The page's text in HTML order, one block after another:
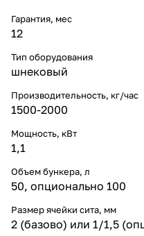
Гарантия, мес
12
Тип оборудования
шнековый
Производительность, кг/час
1500-2000
Мощность, кВт
1,1
Объем бункера, л
50, опционально 100
Размер ячейки сита, мм
2 (базово) или 1/1,5